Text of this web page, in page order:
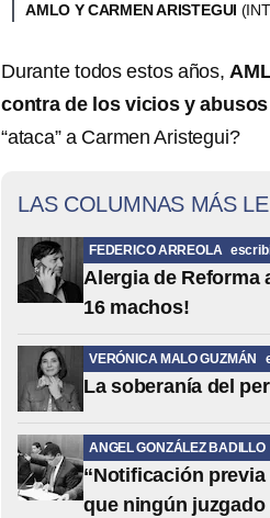
AMLO Y CARMEN ARISTEGUI
Durante todos estos años,
contra de los vicios y
“ataca” a Carmen Aristegui?
LAS COLUMNAS MÁS
FEDERICO ARREOLA
Alergia de Reforma
16 machos!
VERÓNICA MALO GUZMÁN
La soberanía del
ANGEL GONZÁLEZ BADILLO
“Notificación previa
que ningún juzgado